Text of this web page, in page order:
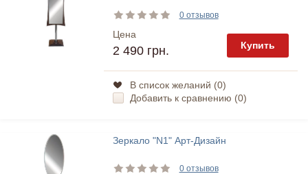
0 отзывов
Цена
2 490 грн. Купить
В список желаний (0)
Добавить к сравнению (0)
Зеркало "N1" Арт-Дизайн
0 отзывов